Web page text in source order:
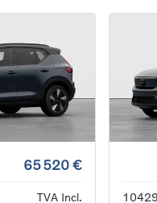
65 520 €
TVA Incl.